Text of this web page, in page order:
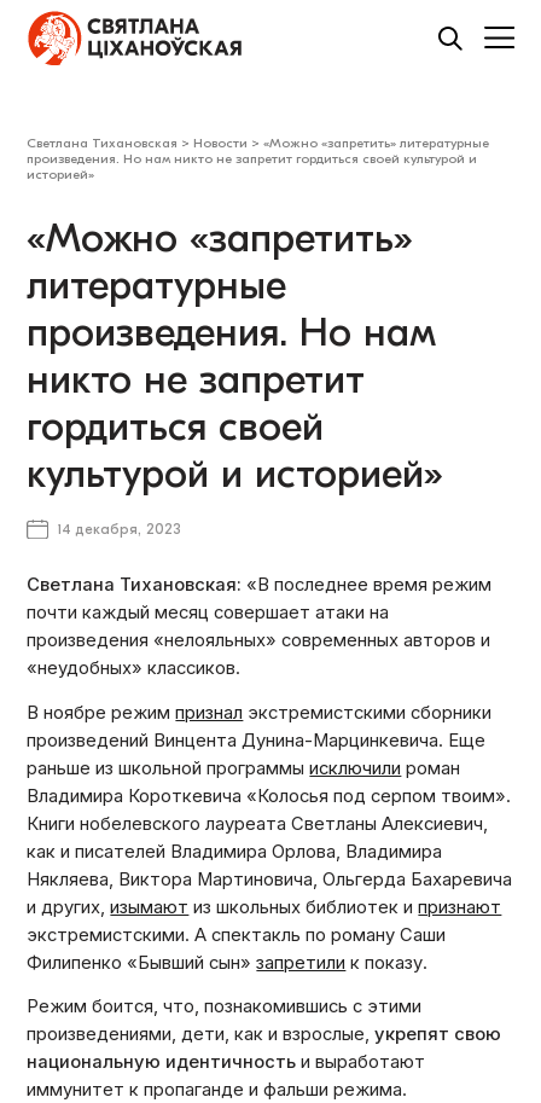
Светлана Тихановская > Новости >«Можно «запретить» литературные
произведения. Но нам никто не запретит гордиться своей культурой и
историей»
«Можно «запретить»
литературные
произведения. Но нам
никто не запретит
гордиться своей
культурой и историей»
14 декабря, 2023
Светлана Тихановская: «В последнее время режим
почти каждый месяц совершает атаки на
произведения «нелояльных» современных авторов и
«неудобных» классиков.
В ноябре режимпризнал экстремистскими сборники
произведений Винцента Дунина-Марцинкевича. Еще
раньше из школьной программыисключили роман
Владимира Короткевича «Колосья под серпом твоим».
Книги нобелевского лауреата Светланы Алексиевич,
как и писателей Владимира Орлова, Владимира
Някляева, Виктора Мартиновича, Ольгерда Бахаревича
и других,изымают из школьных библиотек ипризнают
экстремистскими. А спектакль по роману Саши
Филипенко «Бывший сын»запретили к показу.
Режим боится, что, познакомившись с этими
произведениями, дети, как и взрослые,укрепят свою
национальную идентичность и выработают
иммунитет к пропаганде и фальши режима.